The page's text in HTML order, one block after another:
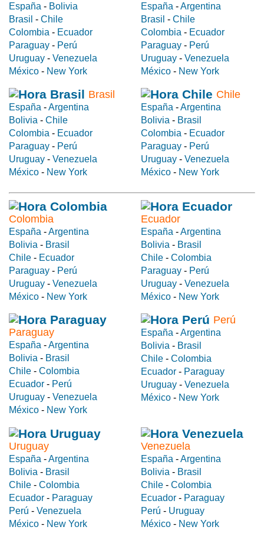
España - Bolivia
Brasil - Chile
Colombia - Ecuador
Paraguay - Perú
Uruguay - Venezuela
México - New York
España -Argentina
Brasil - Chile
Colombia - Ecuador
Paraguay - Perú
Uruguay - Venezuela
México - New York
Brasil
España -Argentina
Bolivia - Chile
Colombia - Ecuador
Paraguay - Perú
Uruguay - Venezuela
México - New York
Chile
España -Argentina
Bolivia - Brasil
Colombia - Ecuador
Paraguay - Perú
Uruguay - Venezuela
México - New York
Colombia
España -Argentina
Bolivia - Brasil
Chile - Ecuador
Paraguay - Perú
Uruguay - Venezuela
México - New York
Ecuador
España -Argentina
Bolivia - Brasil
Chile - Colombia
Paraguay - Perú
Uruguay - Venezuela
México - New York
Paraguay
España -Argentina
Bolivia - Brasil
Chile - Colombia
Ecuador - Perú
Uruguay - Venezuela
México - New York
Perú
España -Argentina
Bolivia - Brasil
Chile - Colombia
Ecuador - Paraguay
Uruguay - Venezuela
México - New York
Uruguay
España -Argentina
Bolivia - Brasil
Chile - Colombia
Ecuador - Paraguay
Perú - Venezuela
México - New York
Venezuela
España -Argentina
Bolivia - Brasil
Chile - Colombia
Ecuador - Paraguay
Perú - Uruguay
México - New York